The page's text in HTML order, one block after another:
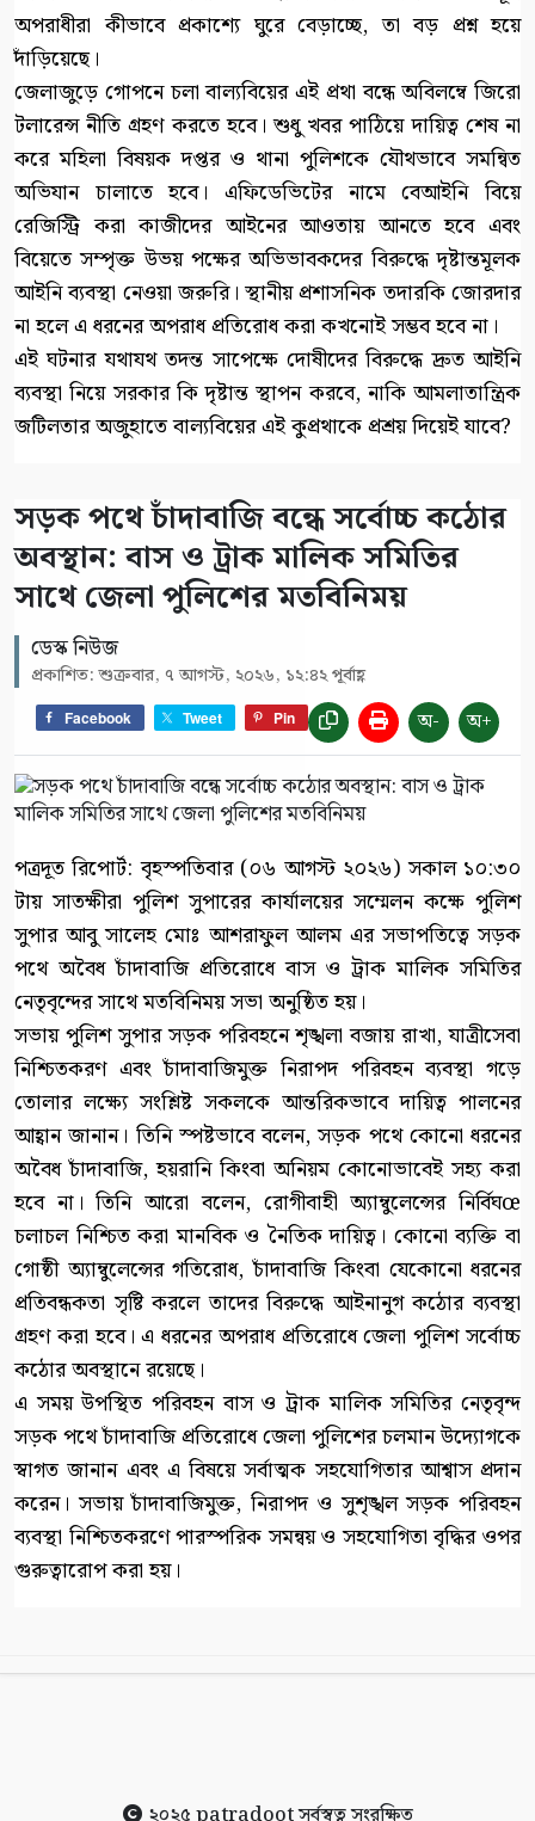
অপরাধীরা কীভাবে প্রকাশ্যে ঘুরে বেড়াচ্ছে, তা বড় প্রশ্ন হয়ে
দাঁড়িয়েছে।
জেলাজুড়ে গোপনে চলা বাল্যবিয়ের এই প্রথা বন্ধে অবিলম্বে জিরো
টলারেন্স নীতি গ্রহণ করতে হবে। শুধু খবর পাঠিয়ে দায়িত্ব শেষ না
করে মহিলা বিষয়ক দপ্তর ও থানা পুলিশকে যৌথভাবে সমন্বিত
অভিযান চালাতে হবে। এফিডেভিটের নামে বেআইনি বিয়ে
রেজিস্ট্রি করা কাজীদের আইনের আওতায় আনতে হবে এবং
বিয়েতে সম্পৃক্ত উভয় পক্ষের অভিভাবকদের বিরুদ্ধে দৃষ্টান্তমূলক
আইনি ব্যবস্থা নেওয়া জরুরি। স্থানীয় প্রশাসনিক তদারকি জোরদার
না হলে এ ধরনের অপরাধ প্রতিরোধ করা কখনোই সম্ভব হবে না।
এই ঘটনার যথাযথ তদন্ত সাপেক্ষে দোষীদের বিরুদ্ধে দ্রুত আইনি
ব্যবস্থা নিয়ে সরকার কি দৃষ্টান্ত স্থাপন করবে, নাকি আমলাতান্ত্রিক
জটিলতার অজুহাতে বাল্যবিয়ের এই কুপ্রথাকে প্রশ্রয় দিয়েই যাবে?
সড়ক পথে চাঁদাবাজি বন্ধে সর্বোচ্চ কঠোর
অবস্থান: বাস ও ট্রাক মালিক সমিতির
সাথে জেলা পুলিশের মতবিনিময়
ডেস্ক নিউজ
প্রকাশিত: শুক্রবার, ৭ আগস্ট, ২০২৬, ১২:৪২ পূর্বাহ্ণ
Facebook Tweet Pin অ- অ+
পত্রদূত রিপোর্ট: বৃহস্পতিবার (০৬ আগস্ট ২০২৬) সকাল ১০:৩০
টায় সাতক্ষীরা পুলিশ সুপারের কার্যালয়ের সম্মেলন কক্ষে পুলিশ
সুপার আবু সালেহ মোঃ আশরাফুল আলম এর সভাপতিত্বে সড়ক
পথে অবৈধ চাঁদাবাজি প্রতিরোধে বাস ও ট্রাক মালিক সমিতির
নেতৃবৃন্দের সাথে মতবিনিময় সভা অনুষ্ঠিত হয়।
সভায় পুলিশ সুপার সড়ক পরিবহনে শৃঙ্খলা বজায় রাখা, যাত্রীসেবা
নিশ্চিতকরণ এবং চাঁদাবাজিমুক্ত নিরাপদ পরিবহন ব্যবস্থা গড়ে
তোলার লক্ষ্যে সংশ্লিষ্ট সকলকে আন্তরিকভাবে দায়িত্ব পালনের
আহ্বান জানান। তিনি স্পষ্টভাবে বলেন, সড়ক পথে কোনো ধরনের
অবৈধ চাঁদাবাজি, হয়রানি কিংবা অনিয়ম কোনোভাবেই সহ্য করা
হবে না। তিনি আরো বলেন, রোগীবাহী অ্যাম্বুলেন্সের নির্বিঘœ
চলাচল নিশ্চিত করা মানবিক ও নৈতিক দায়িত্ব। কোনো ব্যক্তি বা
গোষ্ঠী অ্যাম্বুলেন্সের গতিরোধ, চাঁদাবাজি কিংবা যেকোনো ধরনের
প্রতিবন্ধকতা সৃষ্টি করলে তাদের বিরুদ্ধে আইনানুগ কঠোর ব্যবস্থা
গ্রহণ করা হবে। এ ধরনের অপরাধ প্রতিরোধে জেলা পুলিশ সর্বোচ্চ
কঠোর অবস্থানে রয়েছে।
এ সময় উপস্থিত পরিবহন বাস ও ট্রাক মালিক সমিতির নেতৃবৃন্দ
সড়ক পথে চাঁদাবাজি প্রতিরোধে জেলা পুলিশের চলমান উদ্যোগকে
স্বাগত জানান এবং এ বিষয়ে সর্বাত্মক সহযোগিতার আশ্বাস প্রদান
করেন। সভায় চাঁদাবাজিমুক্ত, নিরাপদ ও সুশৃঙ্খল সড়ক পরিবহন
ব্যবস্থা নিশ্চিতকরণে পারস্পরিক সমন্বয় ও সহযোগিতা বৃদ্ধির ওপর
গুরুত্বারোপ করা হয়।